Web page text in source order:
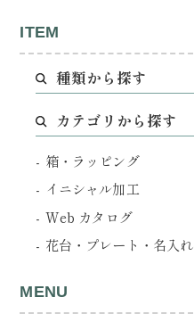
ITEM
種類から探す
カテゴリから探す
箱・ラッピング
イニシャル加工
Web カタログ
花台・プレート・名入れ
MENU